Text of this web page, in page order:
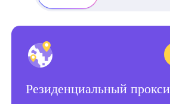
Резиденциальный прокси